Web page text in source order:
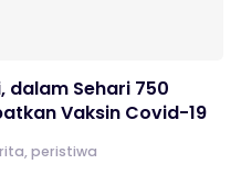
dalam Sehari 750
Vaksin Covid-19
,peristiwa